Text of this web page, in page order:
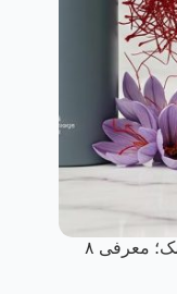
بهترین شامپو ایرانی برای موهای چرب تا خشک؛ معرفی ۸